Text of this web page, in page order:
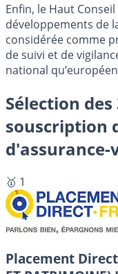
Enfin, le Haut
développements de
considérée comme
de suivi et de
national
Sélection
souscription
d'assurance-
🥇 1
Placement Direct